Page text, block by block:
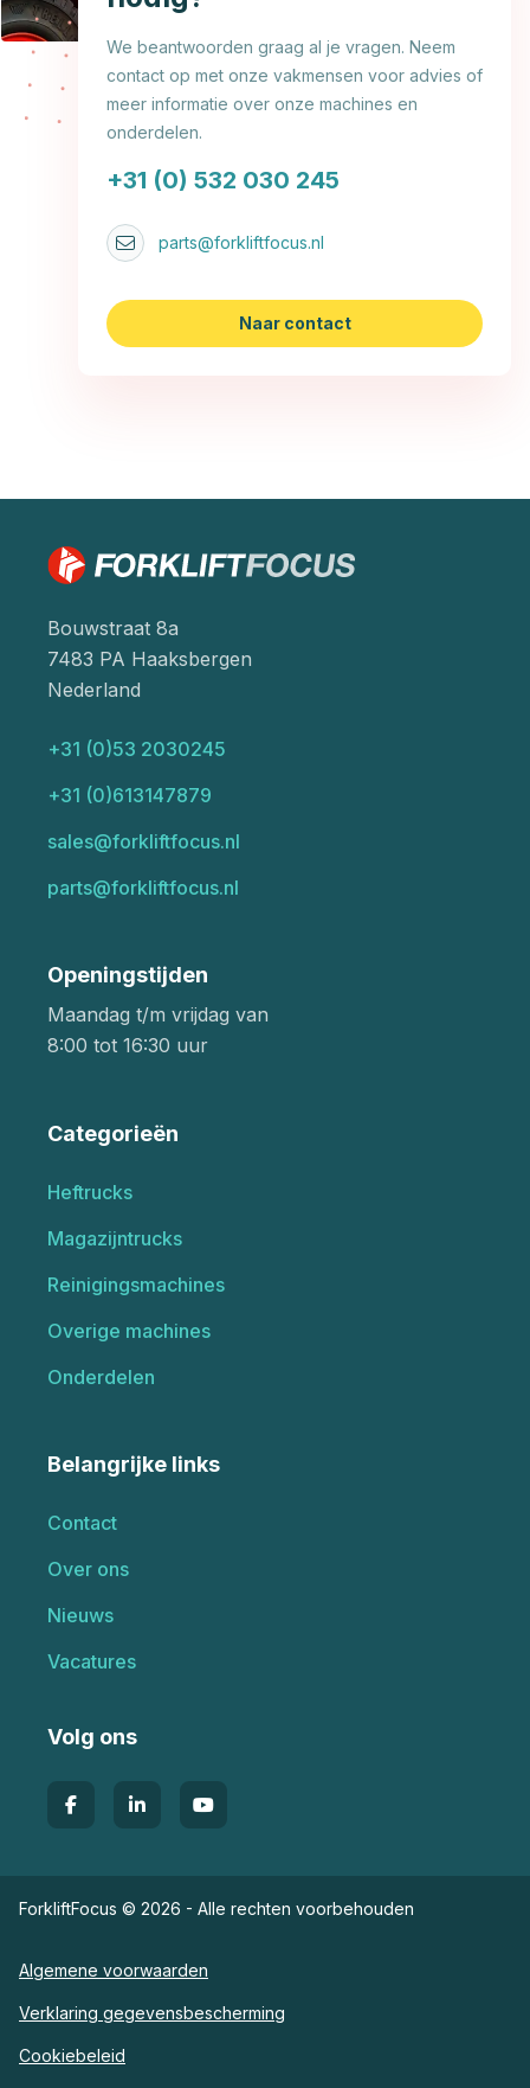
We beantwoorden graag al je vragen. Neem
contact op met onze vakmensen voor advies of
meer informatie over onze machines en
onderdelen.
+31 (0) 532 030 245
parts@forkliftfocus.nl
Naar contact
Bouwstraat 8a
7483 PA Haaksbergen
Nederland
+31 (0)53 2030245
+31 (0)613147879
sales@forkliftfocus.nl
parts@forkliftfocus.nl
Openingstijden
Maandag t/m vrijdag van
8:00 tot 16:30 uur
Categorieën
Heftrucks
Magazijntrucks
Reinigingsmachines
Overige machines
Onderdelen
Belangrijke links
Contact
Over ons
Nieuws
Vacatures
Volg ons
ForkliftFocus © 2026 - Alle rechten voorbehouden
Algemene voorwaarden
Verklaring gegevensbescherming
Cookiebeleid